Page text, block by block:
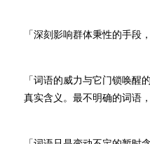
「深刻影响群体秉性的手段
「词语的威力与它门锁唤醒
真实含义。最不明确的词语